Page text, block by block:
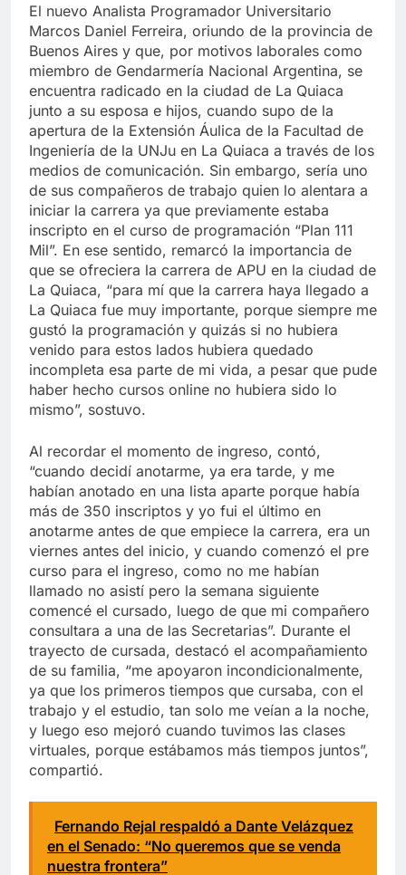
El nuevo Analista Programador Universitario
Marcos Daniel Ferreira, oriundo de la provincia de
Buenos Aires y que, por motivos laborales como
miembro de Gendarmería Nacional Argentina, se
encuentra radicado en la ciudad de La Quiaca
junto a su esposa e hijos, cuando supo de la
apertura de la Extensión Áulica de la Facultad de
Ingeniería de la UNJu en La Quiaca a través de los
medios de comunicación. Sin embargo, sería uno
de sus compañeros de trabajo quien lo alentara a
iniciar la carrera ya que previamente estaba
inscripto en el curso de programación “Plan 111
Mil”. En ese sentido, remarcó la importancia de
que se ofreciera la carrera de APU en la ciudad de
La Quiaca, “para mí que la carrera haya llegado a
La Quiaca fue muy importante, porque siempre me
gustó la programación y quizás si no hubiera
venido para estos lados hubiera quedado
incompleta esa parte de mi vida, a pesar que pude
haber hecho cursos online no hubiera sido lo
mismo”, sostuvo.
Al recordar el momento de ingreso, contó,
“cuando decidí anotarme, ya era tarde, y me
habían anotado en una lista aparte porque había
más de 350 inscriptos y yo fui el último en
anotarme antes de que empiece la carrera, era un
viernes antes del inicio, y cuando comenzó el pre
curso para el ingreso, como no me habían
llamado no asistí pero la semana siguiente
comencé el cursado, luego de que mi compañero
consultara a una de las Secretarias”. Durante el
trayecto de cursada, destacó el acompañamiento
de su familia, “me apoyaron incondicionalmente,
ya que los primeros tiempos que cursaba, con el
trabajo y el estudio, tan solo me veían a la noche,
y luego eso mejoró cuando tuvimos las clases
virtuales, porque estábamos más tiempos juntos”,
compartió.
Fernando Rejal respaldó a Dante Velázquez
en el Senado: “No queremos que se venda
nuestra frontera”